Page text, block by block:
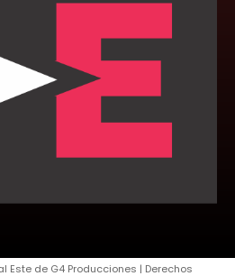
Este de G4 Producciones | Derechos